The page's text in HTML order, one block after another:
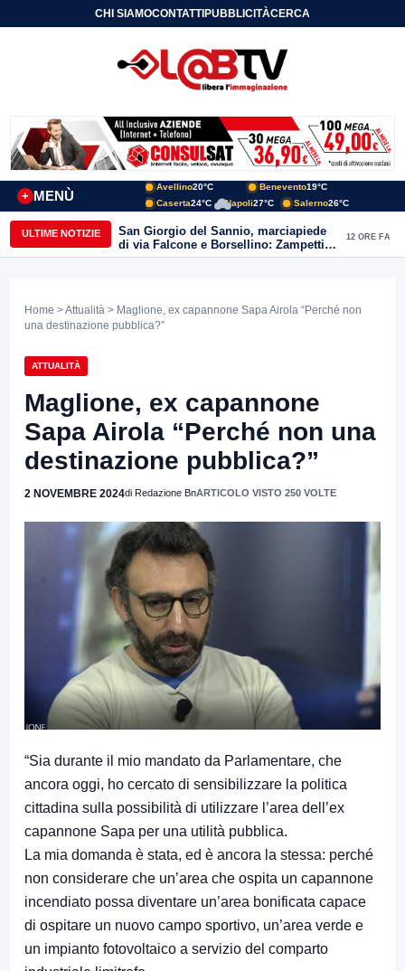
CHI SIAMOCONTATTIPUBBLICITÀCERCA
MENÙ
+
Avellino20°C Benevento19°C
Caserta24°C Napoli27°C Salerno26°C
ULTIME NOTIZIE
San Giorgio del Sannio, marciapiede
di via Falcone e Borsellino: Zampetti e
Lombardi replicano alle polemiche
12 ORE FA
Home >Attualità > Maglione, ex capannone Sapa Airola “Perché non
una destinazione pubblica?”
ATTUALITÀ
Maglione, ex capannone
Sapa Airola “Perché non una
destinazione pubblica?”
2 NOVEMBRE 2024di Redazione BnARTICOLO VISTO 250 VOLTE
“Sia durante il mio mandato da Parlamentare, che
ancora oggi, ho cercato di sensibilizzare la politica
cittadina sulla possibilità di utilizzare l’area dell’ex
capannone Sapa per una utilità pubblica.
La mia domanda è stata, ed è ancora la stessa: perché
non considerare che un’area che ospita un capannone
incendiato possa diventare un’area bonificata capace
di ospitare un nuovo campo sportivo, un’area verde e
un impianto fotovoltaico a servizio del comparto